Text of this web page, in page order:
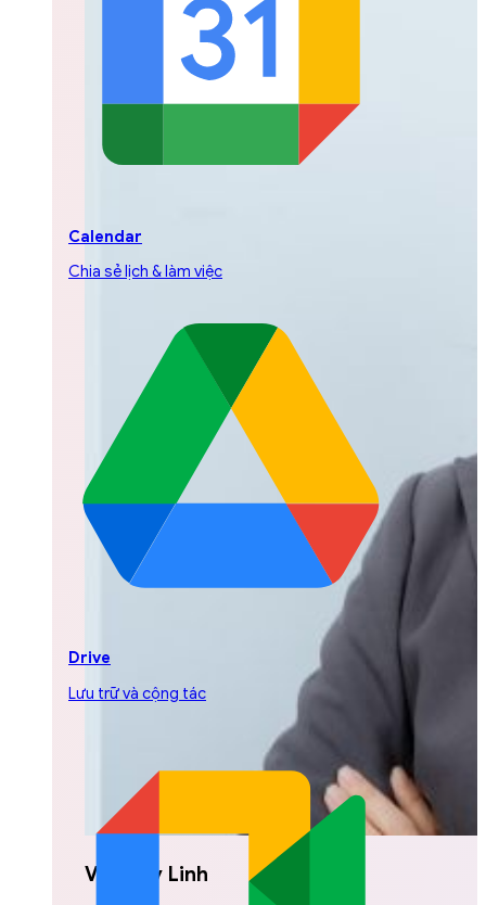
Vũ Thuỳ Linh
Calendar
Chia sẻ lịch & làm việc
Drive
Lưu trữ và cộng tác